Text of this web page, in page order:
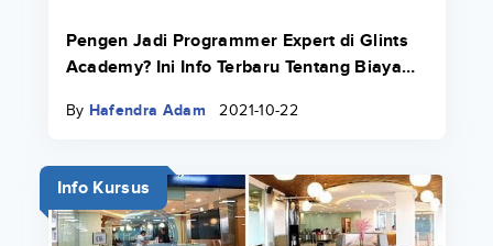
Pengen Jadi Programmer Expert di Glints
Academy? Ini Info Terbaru Tentang Biaya
By Hafendra Adam 2021-10-22
Info Kursus